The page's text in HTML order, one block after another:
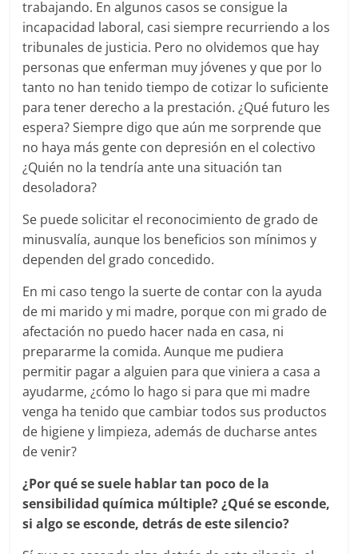
trabajando. En algunos casos se consigue la
incapacidad laboral, casi siempre recurriendo a los
tribunales de justicia. Pero no olvidemos que hay
personas que enferman muy jóvenes y que por lo
tanto no han tenido tiempo de cotizar lo suficiente
para tener derecho a la prestación. ¿Qué futuro les
espera? Siempre digo que aún me sorprende que
no haya más gente con depresión en el colectivo
¿Quién no la tendría ante una situación tan
desoladora?
Se puede solicitar el reconocimiento de grado de
minusvalía, aunque los beneficios son mínimos y
dependen del grado concedido.
En mi caso tengo la suerte de contar con la ayuda
de mi marido y mi madre, porque con mi grado de
afectación no puedo hacer nada en casa, ni
prepararme la comida. Aunque me pudiera
permitir pagar a alguien para que viniera a casa a
ayudarme, ¿cómo lo hago si para que mi madre
venga ha tenido que cambiar todos sus productos
de higiene y limpieza, además de ducharse antes
de venir?
¿Por qué se suele hablar tan poco de la
sensibilidad química múltiple? ¿Qué se esconde,
si algo se esconde, detrás de este silencio?